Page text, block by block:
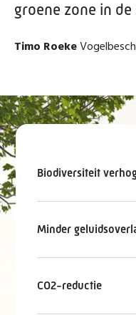
groene zone in
Timo Roeke
Biodiversiteit
Minder
CO2-reductie